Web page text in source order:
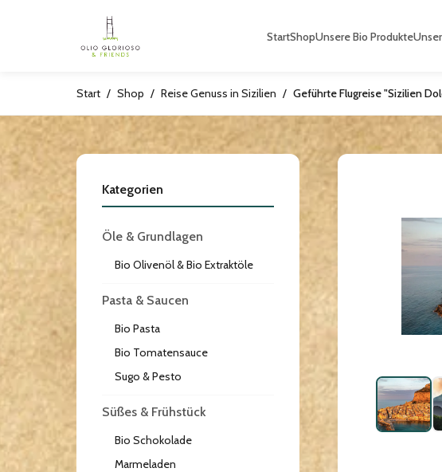
StartShopUnsere Bio Produkte
Start / Shop / Reise Genuss in Sizilien /
Kategorien
Öle & Grundlagen
Bio Olivenöl & Bio Extraktöle
Pasta & Saucen
Bio Pasta
Bio Tomatensauce
Sugo & Pesto
Süßes & Frühstück
Bio Schokolade
Marmeladen